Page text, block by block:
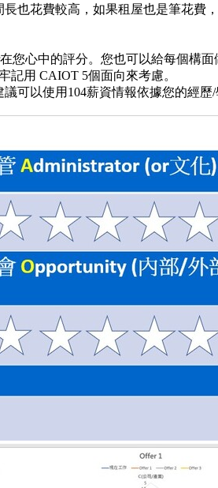
也花費較高，如果租屋也是筆花
您心中的評分。您也可以給每個構面
記用 CAIOT 5個面向來考慮。
可以使用104薪資情報依據您的經